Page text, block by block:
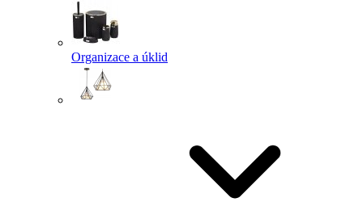
Organizace a úklid